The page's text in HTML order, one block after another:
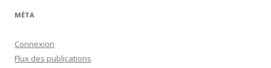
MÉTA
Connexion
Flux des publications